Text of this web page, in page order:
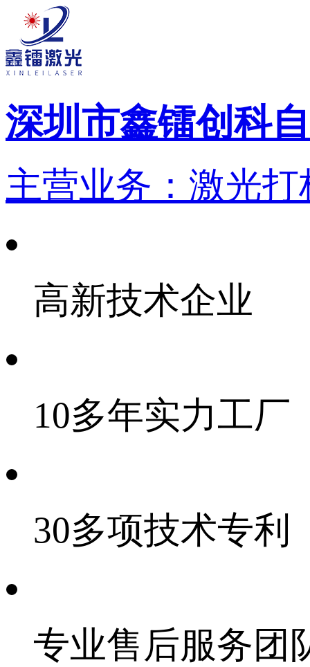
深圳市鑫镭创科
主营业务：激光
高新技术企业
10多年实力工厂
30多项技术专利
专业售后服务团